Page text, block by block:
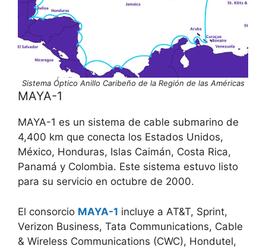
Sistema Óptico Anillo Caribeño de la Región de las Américas
MAYA-1
MAYA-1 es un sistema de cable submarino de
4,400 km que conecta los Estados Unidos,
México, Honduras, Islas Caimán, Costa Rica,
Panamá y Colombia. Este sistema estuvo listo
para su servicio en octubre de 2000.
El consorcio MAYA-1 incluye a AT&T, Sprint,
Verizon Business, Tata Communications, Cable
& Wireless Communications (CWC), Hondutel,